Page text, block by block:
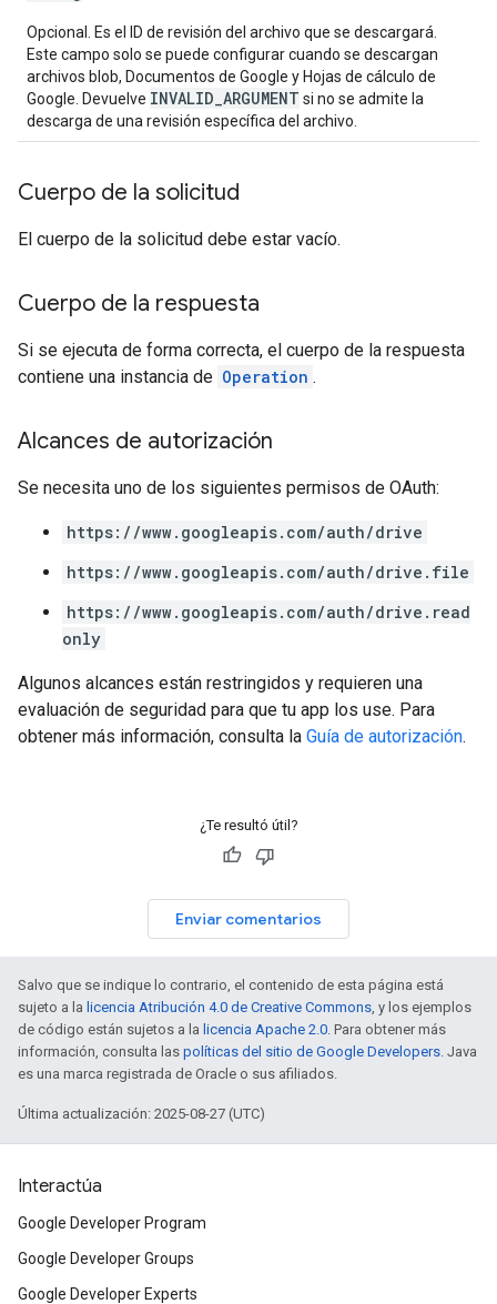
Opcional. Es el ID de revisión del archivo que se descargará.
Este campo solo se puede configurar cuando se descargan
archivos blob, Documentos de Google y Hojas de cálculo de
Google. Devuelve INVALID_ARGUMENT si no se admite la
descarga de una revisión específica del archivo.
Cuerpo de la solicitud
El cuerpo de la solicitud debe estar vacío.
Cuerpo de la respuesta
Si se ejecuta de forma correcta, el cuerpo de la respuesta
contiene una instancia de Operation .
Alcances de autorización
Se necesita uno de los siguientes permisos de OAuth:
https://www.googleapis.com/auth/drive
https://www.googleapis.com/auth/drive.file
https://www.googleapis.com/auth/drive.read
only
Algunos alcances están restringidos y requieren una
evaluación de seguridad para que tu app los use. Para
obtener más información, consulta la Guía de autorización.
¿Te resultó útil?
Enviar comentarios
Salvo que se indique lo contrario, el contenido de esta página está
sujeto a la licencia Atribución 4.0 de Creative Commons, y los ejemplos
de código están sujetos a la licencia Apache 2.0. Para obtener más
información, consulta las políticas del sitio de Google Developers. Java
es una marca registrada de Oracle o sus afiliados.
Última actualización: 2025-08-27 (UTC)
Interactúa
Google Developer Program
Google Developer Groups
Google Developer Experts